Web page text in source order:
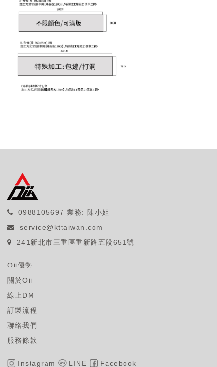
0988105697 業務: 陳小姐
service@kttaiwan.com
241新北市三重區重新路五段651號
Oii優勢
關於Oii
線上DM
訂製流程
聯絡我們
服務條款
Instagram LINE Facebook